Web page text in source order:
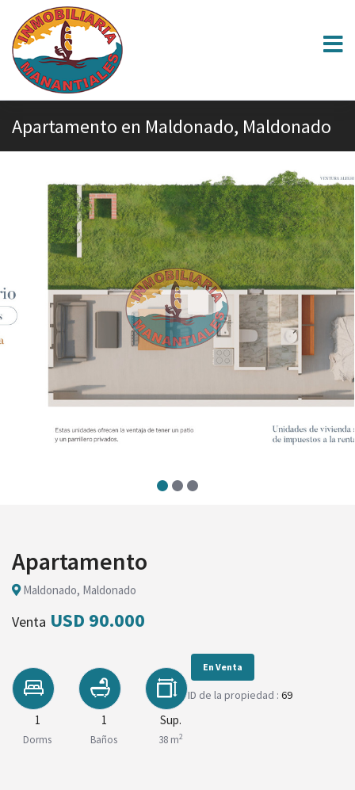
Apartamento en Maldonado, Maldonado
Apartamento
Maldonado, Maldonado
Venta USD 90.000
1
Dorms
1
Baños
Sup.
38 m2
En Venta
ID de la propiedad : 69